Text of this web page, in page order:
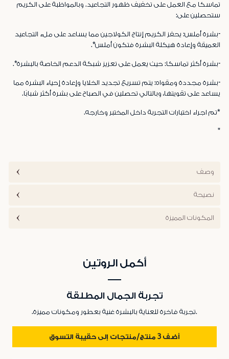
تماسكا مع العمل على تخفيف ظهور التجاعيد. وبالمواظبة على الكريم
ستحصلين على:
-بشرة أملس: يحفز الكريم إنتاج الكولاجين مما يساعد على ملء التجاعيد
العميقة وإعادة هيكلة البشرة فتكون أملس*.
-بشرة أكثر تماسكا: حيث يعمل على تعزيز شبكة الدعم الخاصة بالبشرة*.
-بشرة مجددة ومقواه: يتم تسريع تجديد الخلايا وإعادة إحياء البشرة مما
يساعد على تقويتها، وبالتالي تحصلين في الصباح على بشرة أكثر شبابًا.
*تم اجراء اختبارات التجربة داخل المختبر وخارجه.
"
وصف
نصيحة
المكونات المميزة
أكمل الروتين
تجربة الجمال المطلقة
.تجربة فاخرة للعناية بالبشرة غنية بعطور ومكونات مميزة.
أضف 3 منتج/منتجات إلى حقيبة التسوق